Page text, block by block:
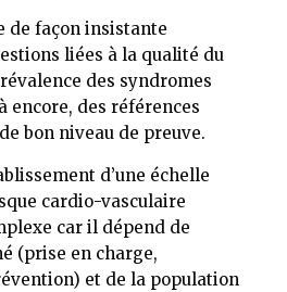
de façon insistante
liées à la qualité du
des syndromes
encore, des références
bon niveau de preuve.
d’une échelle
cardio-vasculaire
car il dépend de
(prise en charge,
et de la population